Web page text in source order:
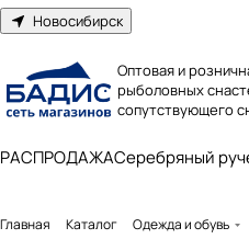
Новосибирск
Оптовая и
рыболовных
сопутствующего
РАСПРОДАЖАСеребряный
Главная Каталог Одежда и обувь